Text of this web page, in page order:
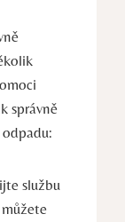
správně
službu